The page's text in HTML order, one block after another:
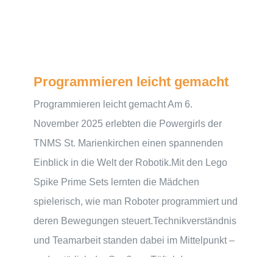
Programmieren leicht gemacht
Programmieren leicht gemacht Am 6.
November 2025 erlebten die Powergirls der
TNMS St. Marienkirchen einen spannenden
Einblick in die Welt der Robotik.Mit den Lego
Spike Prime Sets lernten die Mädchen
spielerisch, wie man Roboter programmiert und
deren Bewegungen steuert.Technikverständnis
und Teamarbeit standen dabei im Mittelpunkt –